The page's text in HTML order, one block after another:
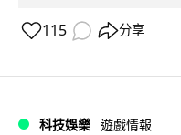
115 分享
科技娛樂 遊戲情報